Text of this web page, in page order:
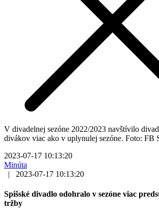
V divadelnej sezóne 2022/2023 navštívilo
divákov viac ako v uplynulej sezóne. Foto: FB
2023-07-17 10:13:20
Minúta
|
2023-07-17 10:13:20
Spišské divadlo odohralo v sezóne viac
tržby